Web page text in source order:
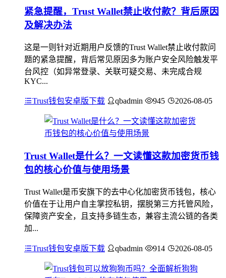
紧急提醒，Trust Wallet禁止收付款？背后原因
及解决办法
这是一则针对近期用户反馈的Trust Wallet禁止收付款问
题的紧急提醒，背后常见原因多为账户安全风险触发平
台风控（如异常登录、关联可疑交易、未完成合规
KYC...
Trust钱包安卓版下载 qbadmin 945 2026-08-05
Trust Wallet是什么？一文读懂这款加密货币钱
包的核心价值与使用场景
Trust Wallet是币安旗下的去中心化加密货币钱包，核心
价值在于让用户自主掌控私钥，摆脱第三方托管风险，
保障资产安全，且支持多链生态，兼容主流公链的各类
加...
Trust钱包安卓版下载 qbadmin 914 2026-08-05